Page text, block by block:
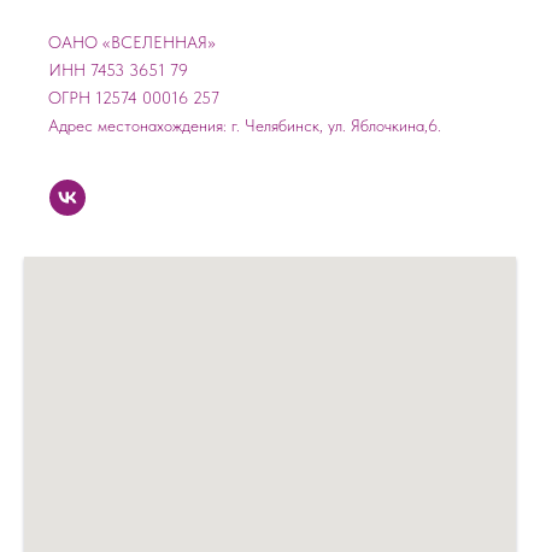
ОАНО «ВСЕЛЕННАЯ»
ИНН 7453 3651 79
ОГРН 12574 00016 257
Адрес местонахождения: г. Челябинск, ул. Яблочкина,6.